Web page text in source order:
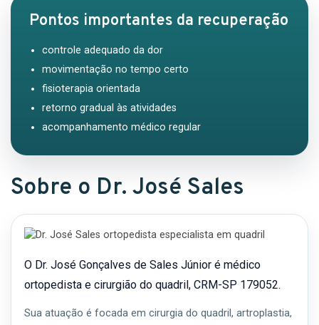
Pontos importantes da recuperação
controle adequado da dor
movimentação no tempo certo
fisioterapia orientada
retorno gradual às atividades
acompanhamento médico regular
Sobre o Dr. José Sales
O Dr. José Gonçalves de Sales Júnior é médico
ortopedista e cirurgião do quadril, CRM-SP 179052.
Sua atuação é focada em cirurgia do quadril, artroplastia,